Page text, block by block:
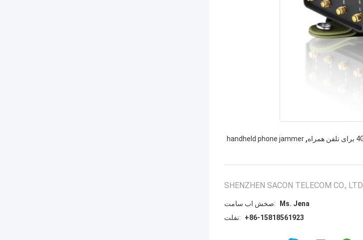
,
handheld phone jammer
SHENZHEN SACON TELECOM CO., LTD
تماس با شخص:
Ms. Jena
تلفن:
+86-15818561923